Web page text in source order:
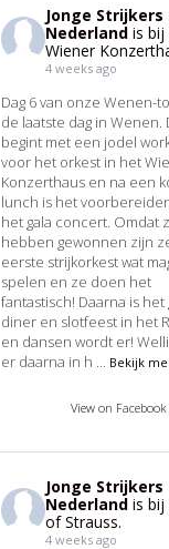
Jonge Strijkers
Nederlandis bij
Wiener
4 weeks ago
Dag 6 van onze Wenen-
de laatste dag in Wenen.
begint met een jodel
voor het orkest in het
Konzerthaus en na een
lunch is het
het gala concert. Omdat
hebben gewonnen zijn
eerste strijkorkest wat
spelen en ze doen het
fantastisch! Daarna is het
diner en slotfeest in het
en dansen wordt er!
er daarna in h ... Bekijk
View on Facebook
Jonge Strijkers
Nederlandis bij
of Strauss.
4 weeks ago